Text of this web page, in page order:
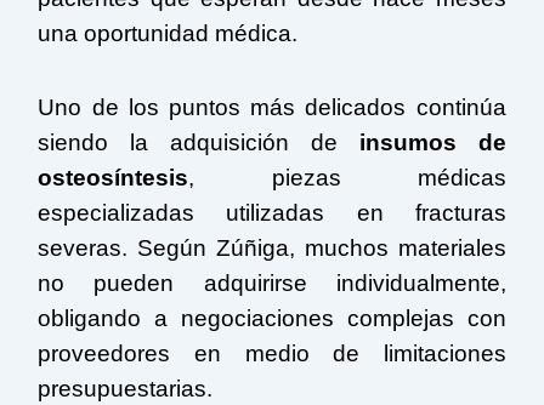
una oportunidad médica.
Uno de los puntos más delicados continúa
siendo la adquisición de insumos de
osteosíntesis, piezas médicas
especializadas utilizadas en fracturas
severas. Según Zúñiga, muchos materiales
no pueden adquirirse individualmente,
obligando a negociaciones complejas con
proveedores en medio de limitaciones
presupuestarias.